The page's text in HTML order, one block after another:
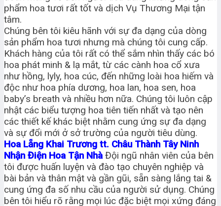
phẩm hoa tươi rất tốt và dịch Vụ Thương Mại tận
tâm.
Chúng bên tôi kiêu hãnh với sự đa dạng của dòng
sản phẩm hoa tươi nhưng mà chúng tôi cung cấp.
Khách hàng của tôi rất có thể sắm nhìn thấy các bó
hoa phát minh & lạ mắt, từ các cành hoa cổ xưa
như hồng, lyly, hoa cúc, đến những loài hoa hiếm và
độc như hoa phía dương, hoa lan, hoa sen, hoa
baby’s breath và nhiều hơn nữa. Chúng tôi luôn cập
nhật các biểu tượng hoa tiên tiến nhất và tạo nên
các thiết kế khác biệt nhằm cung ứng sự đa dạng
và sự đổi mới ở sở trường của người tiêu dùng.
Hoa Lẵng Khai Trương tt. Châu Thành Tây Ninh
Nhận Điện Hoa Tận NhàĐội ngũ nhân viên của bên
tôi được huấn luyện và đào tạo chuyên nghiệp và
bài bản và thân mật và gần gũi, sẵn sàng lắng tai &
cung ứng đa số nhu cầu của người sử dụng. Chúng
bên tôi hiểu rõ rằng mọi lúc đặc biệt mọi xứng đáng